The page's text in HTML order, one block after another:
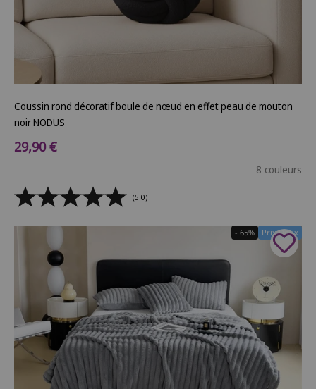
Coussin rond décoratif boule de nœud en effet peau de mouton
noir NODUS
Prix de vente
29,90 €
8 couleurs
(5.0)
Prix Doux
- 65%